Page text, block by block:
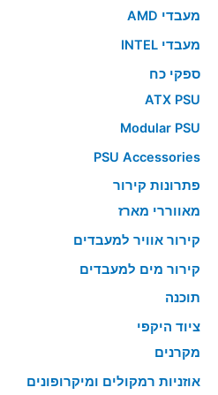
מעבדי AMD
מעבדי INTEL
ספקי כח
ATX PSU
Modular PSU
PSU Accessories
פתרונות קירור
מאווררי מארז
קירור אוויר למעבדים
קירור מים למעבדים
תוכנה
ציוד היקפי
מקרנים
אוזניות רמקולים ומיקרופונים